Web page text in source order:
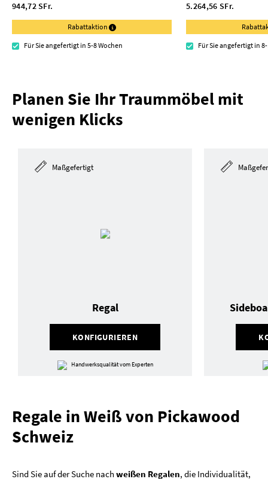
944,72 SFr.
Rabattaktion
Für Sie angefertigt in 5-8 Wochen
5.264,56 SFr.
Für Sie angefertigt in
Planen Sie Ihr Traummöbel mit
wenigen Klicks
Maßgefertigt
KONFIGURIEREN
Regal
Handwerksqualität vom Experten
Regale in Weiß von Pickawood
Schweiz
Sind Sie auf der Suche nach weißen Regalen, die Individualität,